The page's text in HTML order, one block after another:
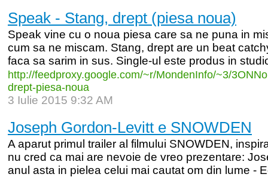
Speak - Stang, drept (piesa noua)
Speak vine cu o noua piesa care sa ne puna in
cum sa ne miscam. Stang, drept are un beat
faca sa sarim in sus. Single-ul este produs in
http://feedproxy.google.com/~r/MondenInfo/~3/
drept-piesa-noua
3 Iulie 2015 9:32 AM
Joseph Gordon-Levitt e SNOWDEN
A aparut primul trailer al filmului SNOWDEN,
nu cred ca mai are nevoie de vreo prezentare:
anul asta in pielea celui mai cautat om din lume -